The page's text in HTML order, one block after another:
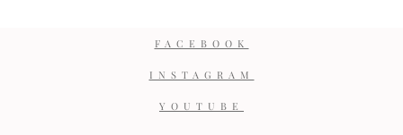
FACEBOOK
INSTAGRAM
YOUTUBE